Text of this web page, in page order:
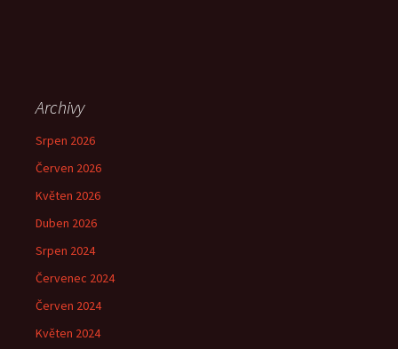
Archivy
Srpen 2026
Červen 2026
Květen 2026
Duben 2026
Srpen 2024
Červenec 2024
Červen 2024
Květen 2024